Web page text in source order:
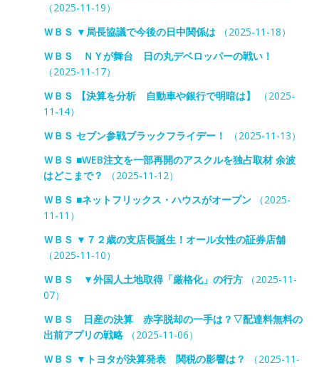
（2025-11-19）
ＷＢＳ ▼局長協議で今後の日中関係は（2025-11-18）
ＷＢＳ ＮＹが舞台 日の丸デベロッパーの戦い！
（2025-11-17）
ＷＢＳ 【決算を分析 自動車や銀行で明暗は】
（2025-
11-14）
ＷＢＳ セブン参戦ブラックフライデー！
（2025-11-13）
ＷＢＳ ■WEB注文を一部再開のアスクルを独占取材 余波
はどこまで？
（2025-11-12）
ＷＢＳ ■ネットフリックス・ハウスがオープン（2025-
11-11）
ＷＢＳ ▼７２歳の支店長誕生！オール女性の証券店舗
（2025-11-10）
ＷＢＳ ▼外国人土地取得「厳格化」の行方（2025-11-
07）
ＷＢＳ 日産の決算 赤字脱却の一手は？▽配達料無料の
出前アプリの戦略（2025-11-06）
ＷＢＳ ▼トヨタが決算発表 関税の影響は？
（2025-11-